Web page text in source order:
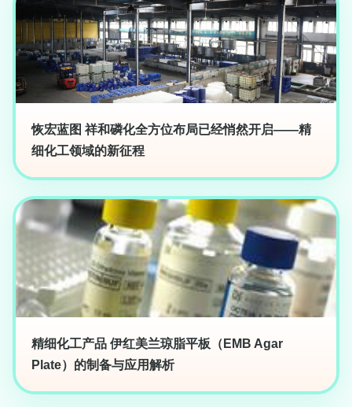
恢宏蓝图 祥和磷化全方位布局已经悄然开启——精
细化工领域的新征程
精细化工产品 伊红美兰琼脂平板（EMB Agar
Plate）的制备与应用解析